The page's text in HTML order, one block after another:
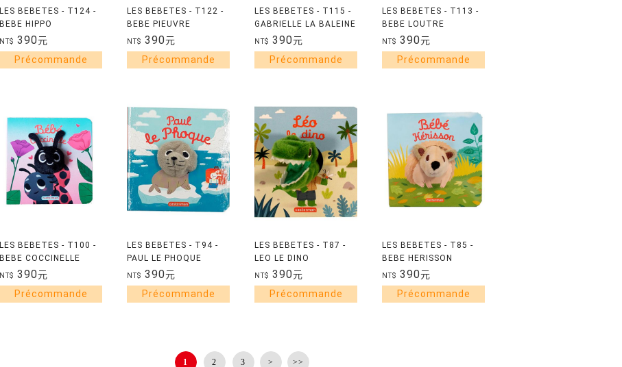
LES BEBETES - T124 -
BEBE HIPPO
NT$ 390元
LES BEBETES - T122 -
BEBE PIEUVRE
NT$ 390元
LES BEBETES - T115 -
GABRIELLE LA BALEINE
NT$ 390元
LES BEBETES - T113 -
BEBE LOUTRE
NT$ 390元
LES BEBETES - T100 -
BEBE COCCINELLE
NT$ 390元
LES BEBETES - T94 -
PAUL LE PHOQUE
NT$ 390元
LES BEBETES - T87 -
LEO LE DINO
NT$ 390元
LES BEBETES - T85 -
BEBE HERISSON
NT$ 390元
1 2 3 > >>